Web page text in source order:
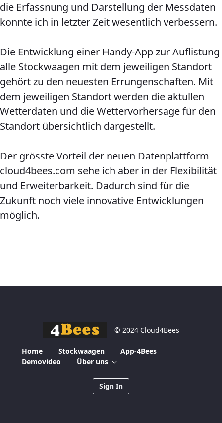
die Erfassnung und Darstellung der Messdaten
konnte ich in letzter Zeit wesentlich verbessern.
Die Entwicklung einer Handy-App zur Auflistung
alle Stockwaagen mit dem jeweiligen Standort
gehört zu den neuesten Errungenschaften. Mit
dem jeweiligen Standort werden die aktullen
Wetterdaten und die Wettervorhersage für den
Standort übersichtlich dargestellt.
Der grösste Vorteil der neuen Datenplattform
cloud4bees.com sehe ich aber in der Flexibilität
und Erweiterbarkeit. Dadurch sind für die
Zukunft noch viele innovative Entwicklungen
möglich.
© 2024 Cloud4Bees
Home Stockwaagen
App-4Bees
Demovideo
Über uns
Sign In